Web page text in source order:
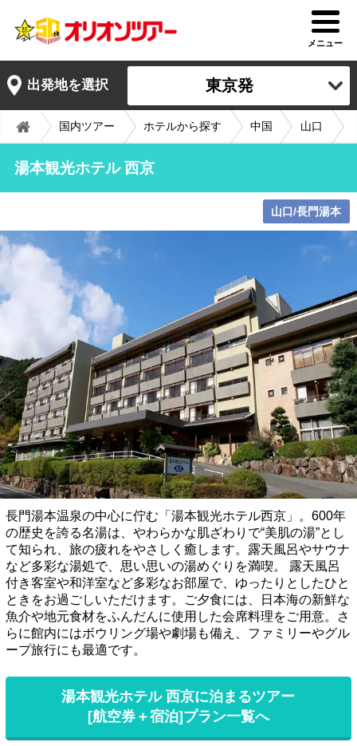
メニュー
出発地を選択 東京発
国内ツアー ホテルから探す 中国 山口
湯本観光ホテル 西京
山口/長門湯本
長門湯本温泉の中心に佇む「湯本観光ホテル西京」。600年
の歴史を誇る名湯は、やわらかな肌ざわりで“美肌の湯”とし
て知られ、旅の疲れをやさしく癒します。露天風呂やサウナ
など多彩な湯処で、思い思いの湯めぐりを満喫。 露天風呂
付き客室や和洋室など多彩なお部屋で、ゆったりとしたひと
ときをお過ごしいただけます。ご夕食には、日本海の新鮮な
魚介や地元食材をふんだんに使用した会席料理をご用意。さ
らに館内にはボウリング場や劇場も備え、ファミリーやグル
ープ旅行にも最適です。
湯本観光ホテル 西京に泊まるツアー
[航空券＋宿泊]プラン一覧へ